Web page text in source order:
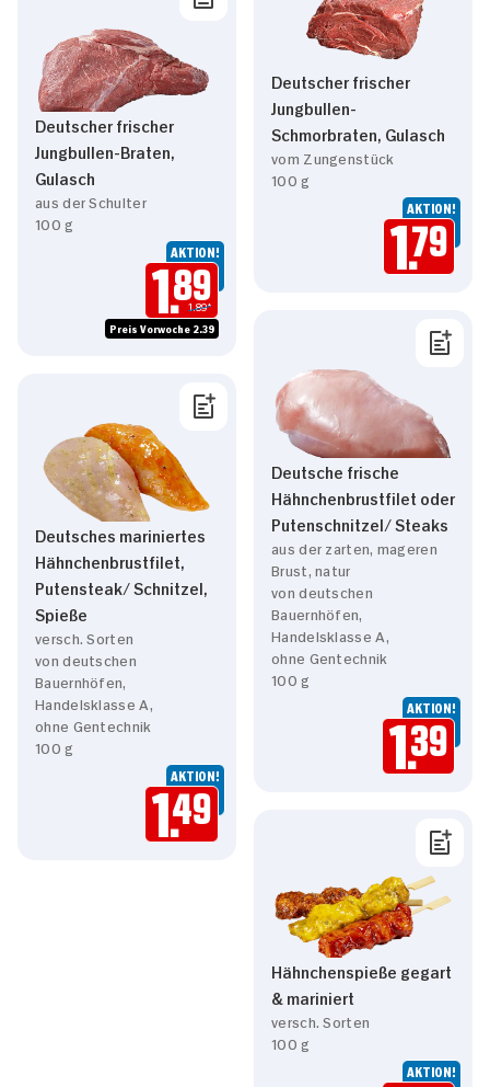
Deutscher frischer
Jungbullen-
Schmorbraten, Gulasch
vom Zungenstück
100 g
AKTION!
1.79
Deutscher frischer
Jungbullen-Braten,
Gulasch
aus der Schulter
100 g
AKTION!
1.89
1.89*
Preis Vorwoche 2.39
Deutsche frische
Hähnchenbrustfilet oder
Putenschnitzel/ Steaks
aus der zarten, mageren
Brust, natur
von deutschen
Bauernhöfen,
Handelsklasse A,
ohne Gentechnik
100 g
AKTION!
1.39
Deutsches mariniertes
Hähnchenbrustfilet,
Putensteak/ Schnitzel,
Spieße
versch. Sorten
von deutschen
Bauernhöfen,
Handelsklasse A,
ohne Gentechnik
100 g
AKTION!
1.49
Hähnchenspieße gegart
& mariniert
versch. Sorten
100 g
AKTION!